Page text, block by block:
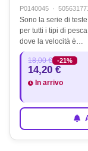
P0140045 ·
Sono la serie di
per tutti i tipi di
dove la velocità è…
18,00 € -21%
14,20 €
In arrivo